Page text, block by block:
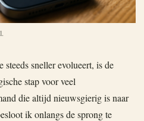
sneller evolueert, is de
stap voor veel
die altijd nieuwsgierig is naar
ik onlangs de sprong te